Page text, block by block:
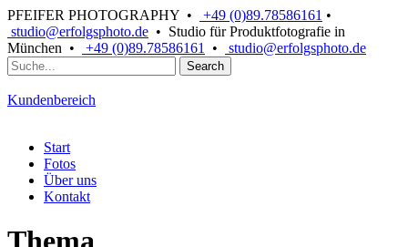
PFEIFER PHOTOGRAPHY • +49 (0)89.78586161 •
studio@erfolgsphoto.de • Studio für Produktfotografie in
München •
+49 (0)89.78586161 • studio@erfolgsphoto.de
Kundenbereich
Start
Fotos
Über uns
Kontakt